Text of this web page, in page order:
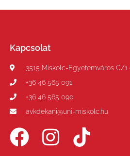
Kapcsolat
3515 Miskolc-Egyetemváros C/1
+36 46 565 091
+36 46 565 090
avkdekani@uni-miskolc.hu